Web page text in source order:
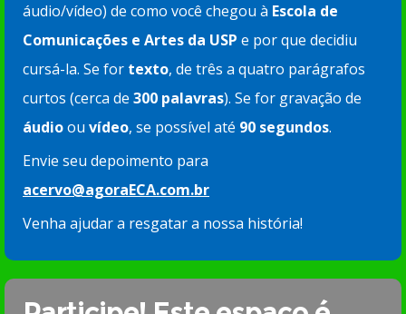
áudio/vídeo) de como você chegou à Escola de
Comunicações e Artes da USP e por que decidiu
cursá-la. Se for texto, de três a quatro parágrafos
curtos (cerca de 300 palavras). Se for gravação de
áudioou vídeo, se possível até 90 segundos.
Envie seu depoimento para
acervo@agoraECA.com.br
Venha ajudar a resgatar a nossa história!